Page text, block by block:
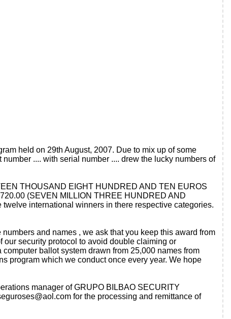
held on 29th August, 2007. Due to mix up of some
.... with serial number .... drew the lucky numbers of
THOUSAND EIGHT HUNDRED AND TEN EUROS
(SEVEN MILLION THREE HUNDRED AND
international winners in there respective categories.
and names , we ask that you keep this award from
security protocol to avoid double claiming or
ballot system drawn from 25,000 names from
program which we conduct once every year. We hope
manager of GRUPO BILBAO SECURITY
for the processing and remittance of